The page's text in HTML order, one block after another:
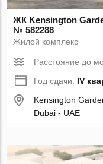
ЖК Kensington
№ 582288
Жилой комплекс
Расстояние до
Год сдачи: IV
Kensington
Dubai - UAE